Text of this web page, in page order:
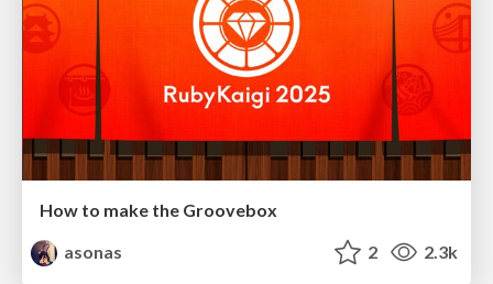
How to make the Groovebox
asonas
2 2.3k